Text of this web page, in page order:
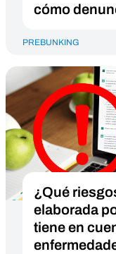
cómo
PREBUNKING
¿Qué
elaborada
tiene en